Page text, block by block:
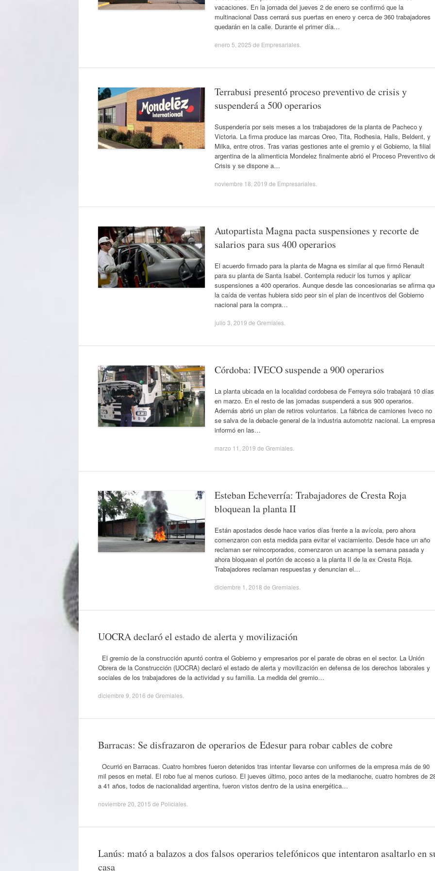
vacaciones. En la jornada del jueves 2 de enero se confirmó que la
multinacional Dass cerrará sus puertas en enero y cerca de 360 trabajadores
quedarán en la calle. Durante el primer día…
enero 5, 2025 de Empresariales
Terrabusi presentó proceso preventivo de crisis y
suspenderá a 500 operarios
Suspendería por seis meses a los trabajadores de la planta de Pacheco y
Victoria. La firma produce las marcas Oreo, Tita, Rodhesia, Halls, Beldent, y
Milka, entre otros. Tras varias gestiones ante el gremio y el Gobierno, la filial
argentina de la alimenticia Mondelez finalmente abrió el Proceso Preventivo
Crisis y se dispone a…
noviembre 18, 2019 de Empresariales
Autopartista Magna pacta suspensiones y recorte de
salarios para sus 400 operarios
El acuerdo firmado para la planta de Magna es similar al que firmó Renault
para su planta de Santa Isabel. Contempla reducir los turnos y aplicar
suspensiones a 400 operarios. Aunque desde las concesionarias se afirma
la caída de ventas hubiera sido peor sin el plan de incentivos del Gobierno
nacional para la compra…
julio 3, 2019 de Gremiales
Córdoba: IVECO suspende a 900 operarios
La planta ubicada en la localidad cordobesa de Ferreyra sólo trabajará 10 días
en marzo. En el resto de las jornadas suspenderá a sus 900 operarios.
Además abrió un plan de retiros voluntarios. La fábrica de camiones Iveco no
se salva de la debacle general de la industria automotriz nacional. La empresa
informó en las…
marzo 11, 2019 de Gremiales
Esteban Echeverría: Trabajadores de Cresta Roja
bloquean la planta II
Están apostados desde hace varios días frente a la avícola, pero ahora
comenzaron con esta medida para evitar el vaciamiento. Desde hace un año
reclaman ser reincorporados, comenzaron un acampe la semana pasada y
ahora bloquean el portón de acceso a la planta II de la ex Cresta Roja.
Trabajadores reclaman respuestas y denuncian el…
diciembre 1, 2018 de Gremiales
UOCRA declaró el estado de alerta y movilización
El gremio de la construcción apuntó contra el Gobierno y empresarios por el parate de obras en el sector. La Unión
Obrera de la Construcción (UOCRA) declaró el estado de alerta y movilización en defensa de los derechos laborales y
sociales de los trabajadores de la actividad y su familia. La medida del gremio…
diciembre 9, 2016 de Gremiales
Barracas: Se disfrazaron de operarios de Edesur para robar cables de cobre
Ocurrió en Barracas. Cuatro hombres fueron detenidos tras intentar llevarse con uniformes de la empresa más de 90
mil pesos en metal. El robo fue al menos curioso. El jueves último, poco antes de la medianoche, cuatro hombres de
a 41 años, todos de nacionalidad argentina, fueron vistos dentro de la usina energética…
noviembre 20, 2015 de Policiales
Lanús: mató a balazos a dos falsos operarios telefónicos que intentaron asaltarlo en
casa